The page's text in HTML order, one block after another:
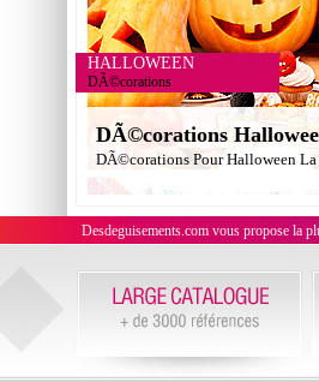
HALLOWEEN
DÃ©corations
DÃ©corations
DÃ©corations Pour Halloween La
Desdeguisements.com vous propose la